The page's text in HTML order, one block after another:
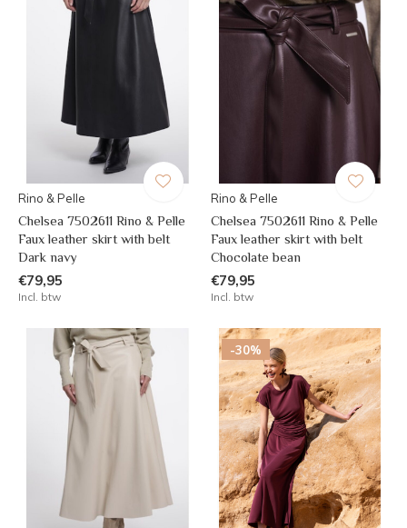
Rino & Pelle
Chelsea 7502611 Rino & Pelle
Faux leather skirt with belt
Dark navy
€79,95
Incl. btw
Rino & Pelle
Chelsea 7502611 Rino & Pelle
Faux leather skirt with belt
Chocolate bean
€79,95
Incl. btw
-30%